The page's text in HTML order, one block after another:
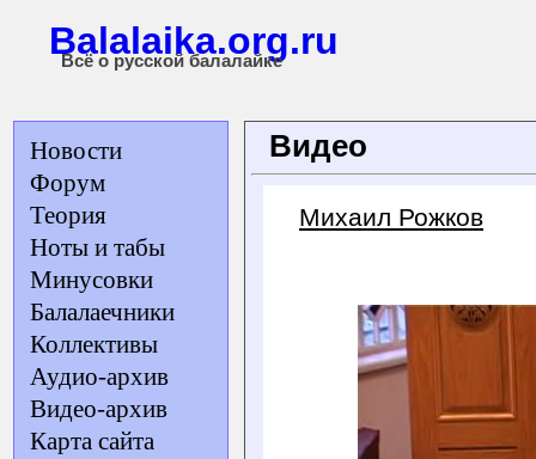
Balalaika.org.ru
Всё о русской балалайке
Новости
Форум
Теория
Ноты и табы
Минусовки
Балалаечники
Коллективы
Аудио-архив
Видео-архив
Карта сайта
Видео
Михаил Рожков